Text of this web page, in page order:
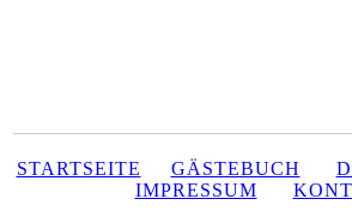
STARTSEITE GÄSTEBUCH
IMPRESSUM